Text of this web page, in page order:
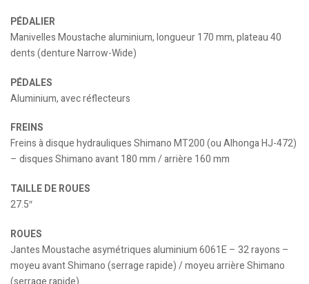
PÉDALIER
Manivelles Moustache aluminium, longueur 170 mm, plateau 40
dents (denture Narrow-Wide)
PÉDALES
Aluminium, avec réflecteurs
FREINS
Freins à disque hydrauliques Shimano MT200 (ou Alhonga HJ-472)
– disques Shimano avant 180 mm / arrière 160 mm
TAILLE DE ROUES
27.5″
ROUES
Jantes Moustache asymétriques aluminium 6061E – 32 rayons –
moyeu avant Shimano (serrage rapide) / moyeu arrière Shimano